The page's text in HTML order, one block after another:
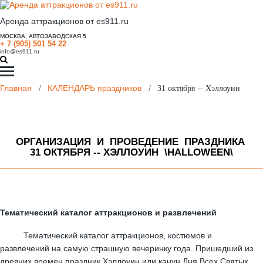
Аренда аттракционов от es911.ru
МОСКВА, АВТОЗАВОДСКАЯ 5
+ 7 (905) 501 54 22
info@es911.ru
Главная / КАЛЕНДАРЬ праздников / 31 октября -- Хэллоуин
ОРГАНИЗАЦИЯ И ПРОВЕДЕНИЕ ПРАЗДНИКА
31 ОКТЯБРЯ -- ХЭЛЛОУИН \HALLOWEEN\
Тематический каталог аттракционов и развлечений
Тематический каталог аттракционов, костюмов и
развлечений на самую страшную вечеринку года. Пришедший из
древних времен праздник Хэллоуин или канун Дня Всех Святых